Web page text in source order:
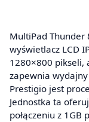
MultiPad Thunder
wyświetlacz LCD
1280×800 pikseli,
zapewnia
Prestigio jest
Jednostka ta
połączeniu z 1GB